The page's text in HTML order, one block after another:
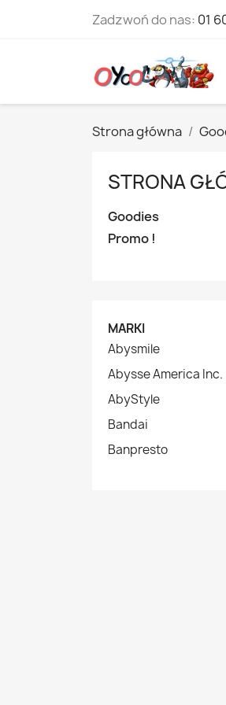
Zadzwoń do nas: 01
Strona główna
STRONA
Goodies
Promo !
MARKI
Abysmile
Abysse America Inc.
AbyStyle
Bandai
Banpresto